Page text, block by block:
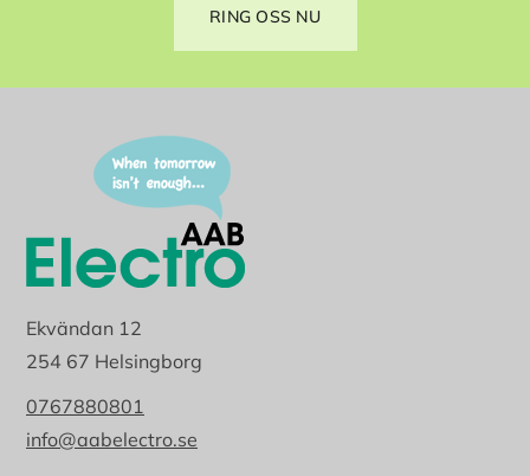
RING OSS NU
Ekvändan 12
254 67 Helsingborg
0767880801
info@aabelectro.se